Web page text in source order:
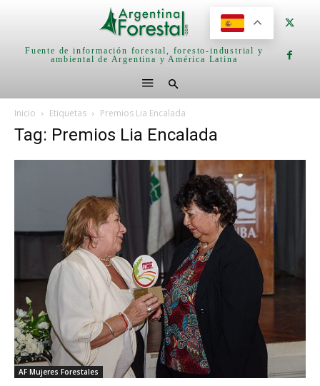
Fuente de información forestal, foresto-industrial y
ambiental de Argentina y América Latina
Inicio Etiquetas Premios Lia Encalada
Tag: Premios Lia Encalada
AF Mujeres Forestales